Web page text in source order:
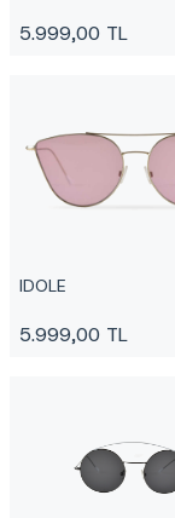
5.999,00 TL
IDOLE
5.999,00 TL